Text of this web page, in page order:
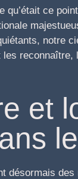
qu’était ce
notre
et
désormais